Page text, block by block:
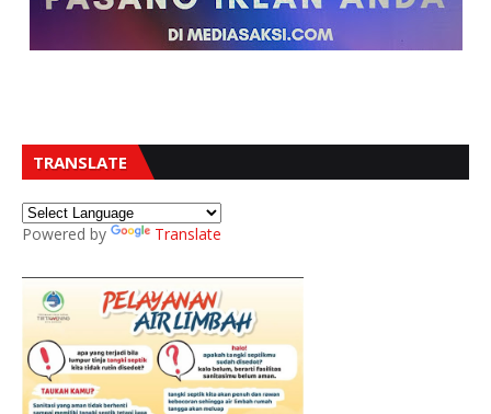
TRANSLATE
Powered by Translate